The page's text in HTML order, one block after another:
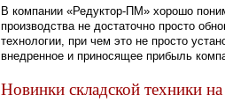
В компании «Редуктор-ПМ» хорошо
производства не достаточно просто
технологии, при чем это не просто
внедренное и приносящее прибыль
Новинки складской техники